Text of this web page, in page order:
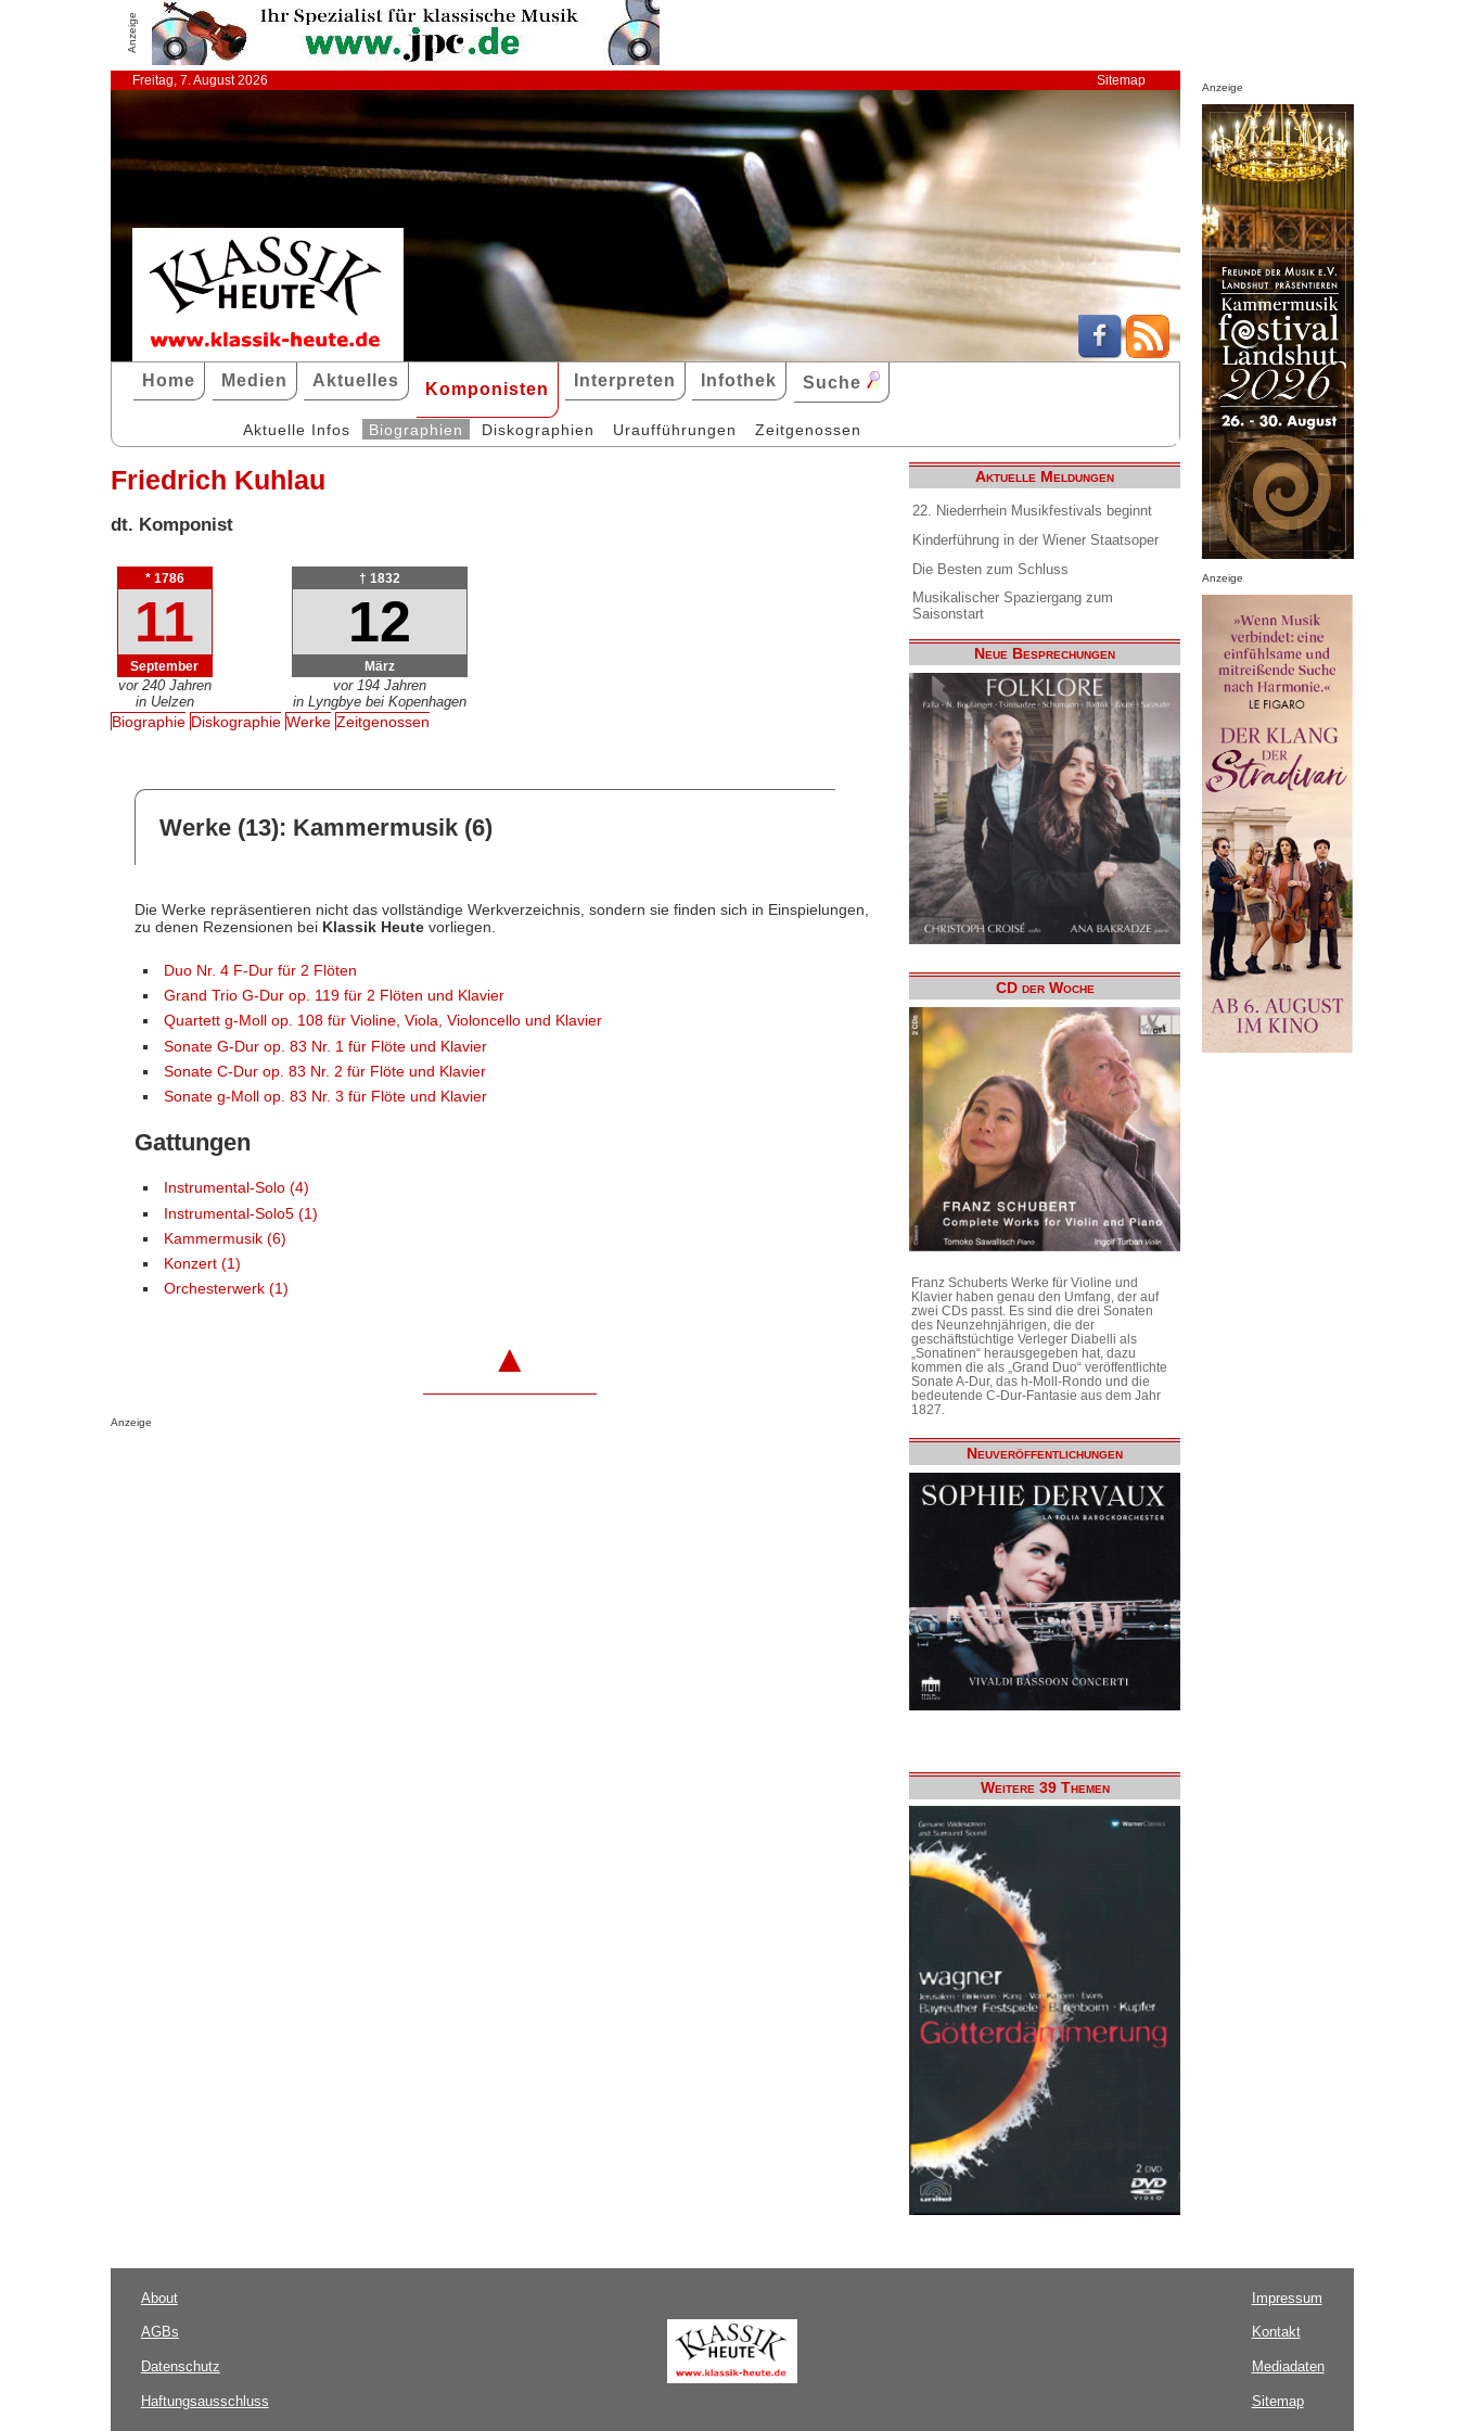
Anzeige
Freitag, 7. August 2026 Sitemap
Home Medien Aktuelles Komponisten Interpreten Infothek Suche
Aktuelle Infos Biographien Diskographien Uraufführungen Zeitgenossen
Friedrich Kuhlau
dt. Komponist
* 1786
11
September
vor 240 Jahren
in Uelzen
† 1832
12
März
vor 194 Jahren
in Lyngbye bei Kopenhagen
Biographie Diskographie Werke Zeitgenossen
Werke (13): Kammermusik (6)
Die Werke repräsentieren nicht das vollständige Werkverzeichnis, sondern sie finden sich in Einspielungen,
zu denen Rezensionen bei Klassik Heutevorliegen.
Duo Nr. 4 F-Dur für 2 Flöten
Grand Trio G-Dur op. 119 für 2 Flöten und Klavier
Quartett g-Moll op. 108 für Violine, Viola, Violoncello und Klavier
Sonate G-Dur op. 83 Nr. 1 für Flöte und Klavier
Sonate C-Dur op. 83 Nr. 2 für Flöte und Klavier
Sonate g-Moll op. 83 Nr. 3 für Flöte und Klavier
Gattungen
Instrumental-Solo (4)
Instrumental-Solo5 (1)
Kammermusik (6)
Konzert (1)
Orchesterwerk (1)
▲
Anzeige
Aktuelle Meldungen
22. Niederrhein Musikfestivals beginnt
Kinderführung in der Wiener Staatsoper
Die Besten zum Schluss
Musikalischer Spaziergang zum
Saisonstart
Neue Besprechungen
CD der Woche
Franz Schuberts Werke für Violine und
Klavier haben genau den Umfang, der auf
zwei CDs passt. Es sind die drei Sonaten
des Neunzehnjährigen, die der
geschäftstüchtige Verleger Diabelli als
„Sonatinen“ herausgegeben hat, dazu
kommen die als „Grand Duo“ veröffentlichte
Sonate A-Dur, das h-Moll-Rondo und die
bedeutende C-Dur-Fantasie aus dem Jahr
1827.
Neuveröffentlichungen
Weitere 39 Themen
Anzeige
Anzeige
About
AGBs
Datenschutz
Haftungsausschluss
Impressum
Kontakt
Mediadaten
Sitemap